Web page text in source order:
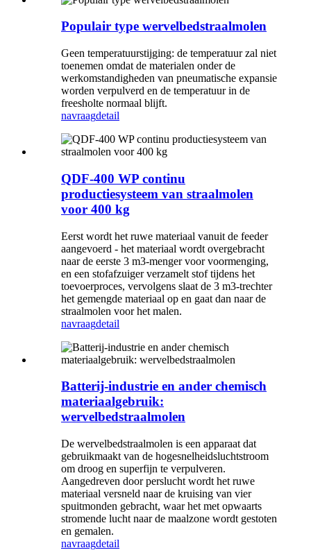
Populair type wervelbedstraalmolen
Geen temperatuurstijging: de temperatuur zal niet
toenemen omdat de materialen onder de
werkomstandigheden van pneumatische expansie
worden verpulverd en de temperatuur in de
freesholte normaal blijft.
navraagdetail
QDF-400 WP continu
productiesysteem van straalmolen
voor 400 kg
Eerst wordt het ruwe materiaal vanuit de feeder
aangevoerd - het materiaal wordt overgebracht
naar de eerste 3 m3-menger voor voormenging,
en een stofafzuiger verzamelt stof tijdens het
toevoerproces, vervolgens slaat de 3 m3-trechter
het gemengde materiaal op en gaat dan naar de
straalmolen voor het malen.
navraagdetail
Batterij-industrie en ander chemisch
materiaalgebruik:
wervelbedstraalmolen
De wervelbedstraalmolen is een apparaat dat
gebruikmaakt van de hogesnelheidsluchtstroom
om droog en superfijn te verpulveren.
Aangedreven door perslucht wordt het ruwe
materiaal versneld naar de kruising van vier
spuitmonden gebracht, waar het met opwaarts
stromende lucht naar de maalzone wordt gestoten
en gemalen.
navraagdetail